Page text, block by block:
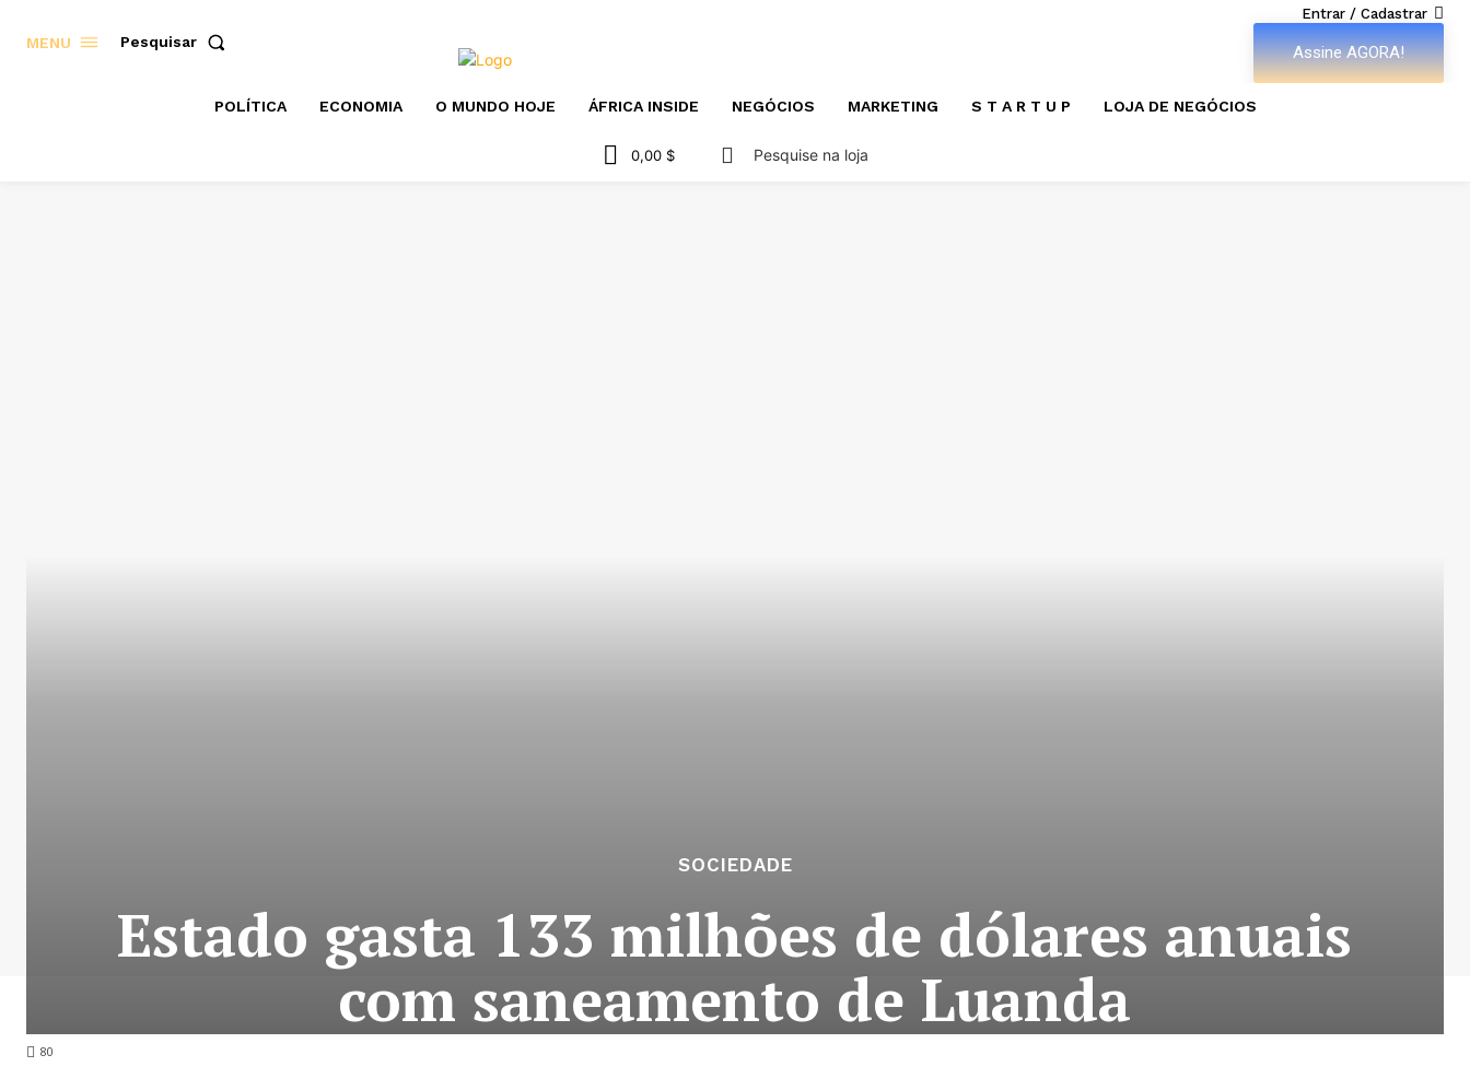
MENU Pesquisar
Entrar / Cadastrar
Assine AGORA!
POLÍTICA ECONOMIA O MUNDO HOJE ÁFRICA INSIDE NEGÓCIOS MARKETING S T A R T U P LOJA DE NEGÓCIOS
0,00 $ Pesquise na loja
80
SOCIEDADE
Estado gasta 133 milhões de dólares anuais
com saneamento de Luanda